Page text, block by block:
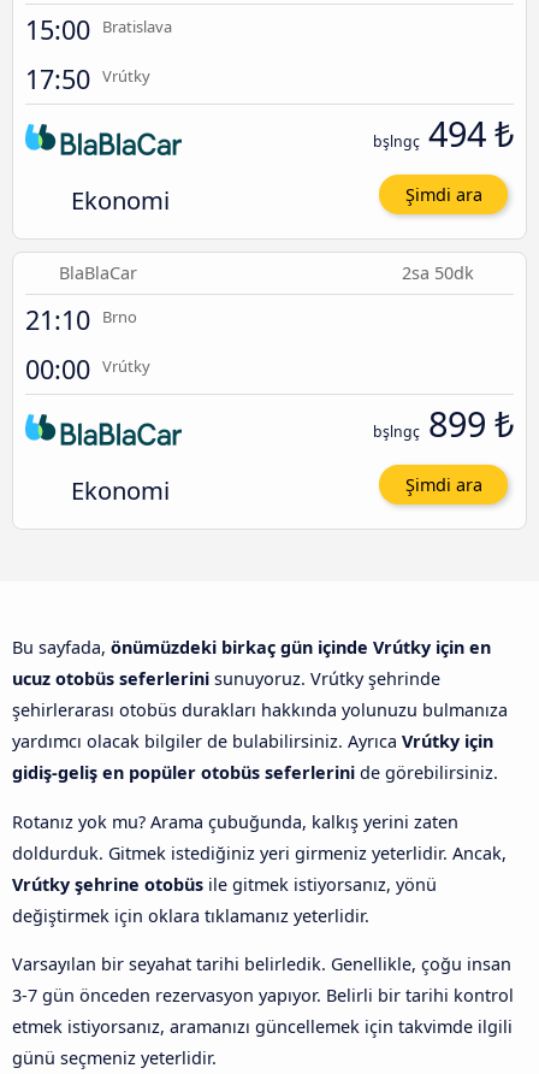
15:00 Bratislava
17:50 Vrútky
Ekonomi
bşlngç 494 ₺
Şimdi ara
BlaBlaCar 2sa 50dk
21:10 Brno
00:00 Vrútky
Ekonomi
bşlngç 899 ₺
Şimdi ara
Bu sayfada, önümüzdeki birkaç gün içinde Vrútky için en
ucuz otobüs seferlerini sunuyoruz. Vrútky şehrinde
şehirlerarası otobüs durakları hakkında yolunuzu bulmanıza
yardımcı olacak bilgiler de bulabilirsiniz. Ayrıca Vrútky için
gidiş-geliş en popüler otobüs seferlerini de görebilirsiniz.
Rotanız yok mu? Arama çubuğunda, kalkış yerini zaten
doldurduk. Gitmek istediğiniz yeri girmeniz yeterlidir. Ancak,
Vrútky şehrine otobüs ile gitmek istiyorsanız, yönü
değiştirmek için oklara tıklamanız yeterlidir.
Varsayılan bir seyahat tarihi belirledik. Genellikle, çoğu insan
3-7 gün önceden rezervasyon yapıyor. Belirli bir tarihi kontrol
etmek istiyorsanız, aramanızı güncellemek için takvimde ilgili
günü seçmeniz yeterlidir.